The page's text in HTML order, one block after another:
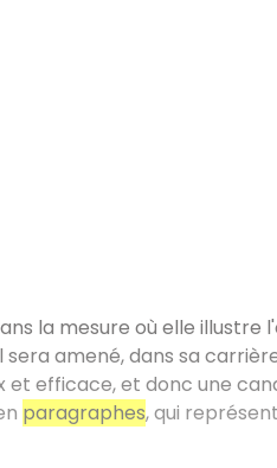
la mesure où elle illustre
amené, dans sa
efficace, et donc une
paragraphes, qui